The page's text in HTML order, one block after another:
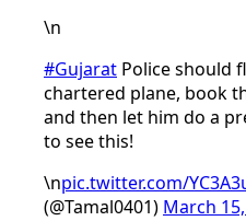
\n
#Gujarat Police should
chartered plane, book
and then let him do a
to see this!
\npic.twitter.com/
(@Tamal0401) March